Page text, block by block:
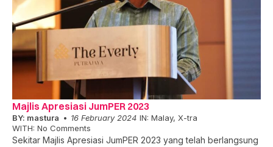
Majlis Apresiasi JumPER 2023
BY: mastura 16 February 2024 IN: Malay, X-tra
WITH: No Comments
Sekitar Majlis Apresiasi JumPER 2023 yang telah berlangsung